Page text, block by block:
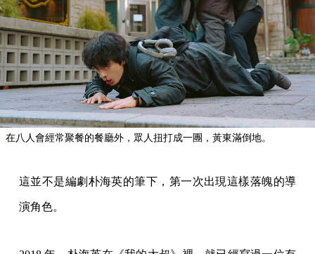
在八人會經常聚餐的餐廳外，眾人扭打成一團，黃東滿倒地。
這並不是編劇朴海英的筆下，第一次出現這樣落魄的導
演角色。